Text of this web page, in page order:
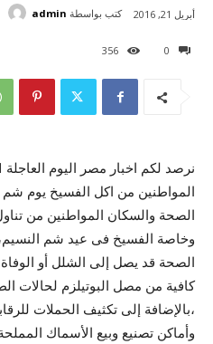
0
356
أبريل 21, 2016 كتب بواسطة admin
المواطنين من اكل الفسيخ يوم
الصحة والسكان المواطنين من
وخاصة الفسيخ فى عيد شم
الصحة قد يصل إلى الشلل أو
،بالإضافة إلى تكثيف الحملات
وأماكن تصنيع وبيع الأسماك